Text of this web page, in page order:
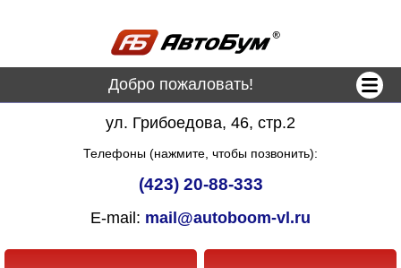
Добро пожаловать!
ул. Грибоедова, 46, стр.2
Телефоны (нажмите, чтобы позвонить):
(423) 20-88-333
E-mail: mail@autoboom-vl.ru